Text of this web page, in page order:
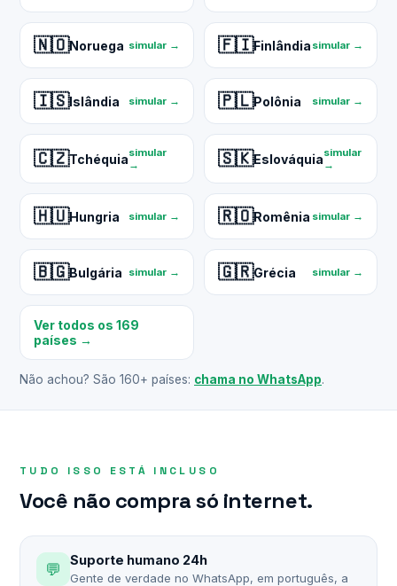
🇳🇴Noruega simular → 🇫🇮Finlândia simular →
🇮🇸Islândia simular → 🇵🇱Polônia simular →
🇨🇿Tchéquiasimular
→
🇸🇰Eslováquiasimular
→
🇭🇺Hungria simular → 🇷🇴Romênia simular →
🇧🇬Bulgária simular → 🇬🇷Grécia simular →
Ver todos os 169
países →
Não achou? São 160+ países: chama no WhatsApp.
TUDO ISSO ESTÁ INCLUSO
Você não compra só internet.
💬 Suporte humano 24h
Gente de verdade no WhatsApp, em português, a